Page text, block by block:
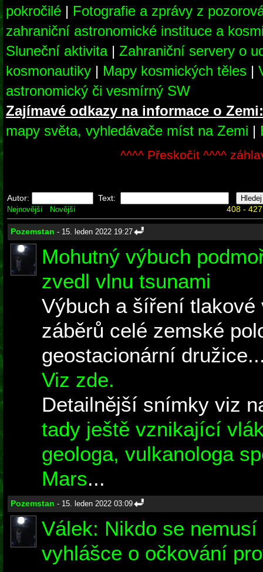
pokročilé
Fotografie a zprávy z
zahraniční astronomické instituce a
Sluneční aktivita| Zahraniční servery o
kosmonautiky
Mapy kosmických těles
astronomický či vesmírný SW
Zajímavé odkazy na informace o Zemi:
mapy světa, vyhledávače míst na Zemi
^^^^ Přeskočit ^^^^
Autor: Text:
Nejnovější Novější 408 -
Pozemstan - 15. leden 2022 19:27
Mohutný výbuch
zvedl vlnu tsunami
Výbuch a šíření
záběrů celé zemské
geostacionární
Viz zde.
Detailnější snímky viz
tady ještě vznikající
geologa, vulkanologa
Mars...
Pozemstan - 15. leden 2022 03:09
Válek: Nikdo se
vyhlášce o očkování